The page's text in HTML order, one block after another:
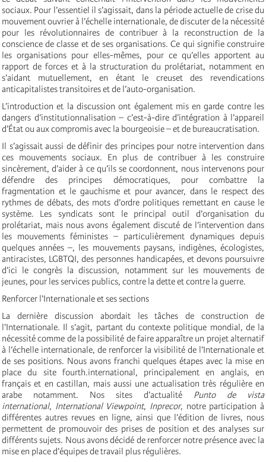
sociaux. Pour l’essentiel il s’agissait, dans la période actuelle de crise du
mouvement ouvrier à l’échelle internationale, de discuter de la nécessité
pour les révolutionnaires de contribuer à la reconstruction de la
conscience de classe et de ses organisations. Ce qui signifie construire
les organisations pour elles-mêmes, pour ce qu’elles apportent au
rapport de forces et à la structuration du prolétariat, notamment en
s’aidant mutuellement, en étant le creuset des revendications
anticapitalistes transitoires et de l’auto-organisation.
L’introduction et la discussion ont également mis en garde contre les
dangers d’institutionnalisation – c’est-à-dire d’intégration à l’appareil
d’État ou aux compromis avec la bourgeoisie – et de bureaucratisation.
Il s’agissait aussi de définir des principes pour notre intervention dans
ces mouvements sociaux. En plus de contribuer à les construire
sincèrement, d’aider à ce qu’ils se coordonnent, nous intervenons pour
défendre des principes démocratiques, pour combattre la
fragmentation et le gauchisme et pour avancer, dans le respect des
rythmes de débats, des mots d’ordre politiques remettant en cause le
système. Les syndicats sont le principal outil d’organisation du
prolétariat, mais nous avons également discuté de l’intervention dans
les mouvements féministes – particulièrement dynamiques depuis
quelques années –, les mouvements paysans, indigènes, écologistes,
antiracistes, LGBTQI, des personnes handicapées, et devons poursuivre
d’ici le congrès la discussion, notamment sur les mouvements de
jeunes, pour les services publics, contre la dette et contre la guerre.
Renforcer l’Internationale et ses sections
La dernière discussion abordait les tâches de construction de
l’Internationale. Il s’agit, partant du contexte politique mondial, de la
nécessité comme de la possibilité de faire apparaître un projet alternatif
à l’échelle internationale, de renforcer la visibilité de l’Internationale et
de ses positions. Nous avons franchi quelques étapes avec la mise en
place du site fourth.international, principalement en anglais, en
français et en castillan, mais aussi une actualisation très régulière en
arabe notamment. Nos sites d’actualité Punto de vista
international, International Viewpoint, Inprecor, notre participation à
différentes autres revues en ligne, ainsi que l’édition de livres, nous
permettent de promouvoir des prises de position et des analyses sur
différents sujets. Nous avons décidé de renforcer notre présence avec la
mise en place d’équipes de travail plus régulières.